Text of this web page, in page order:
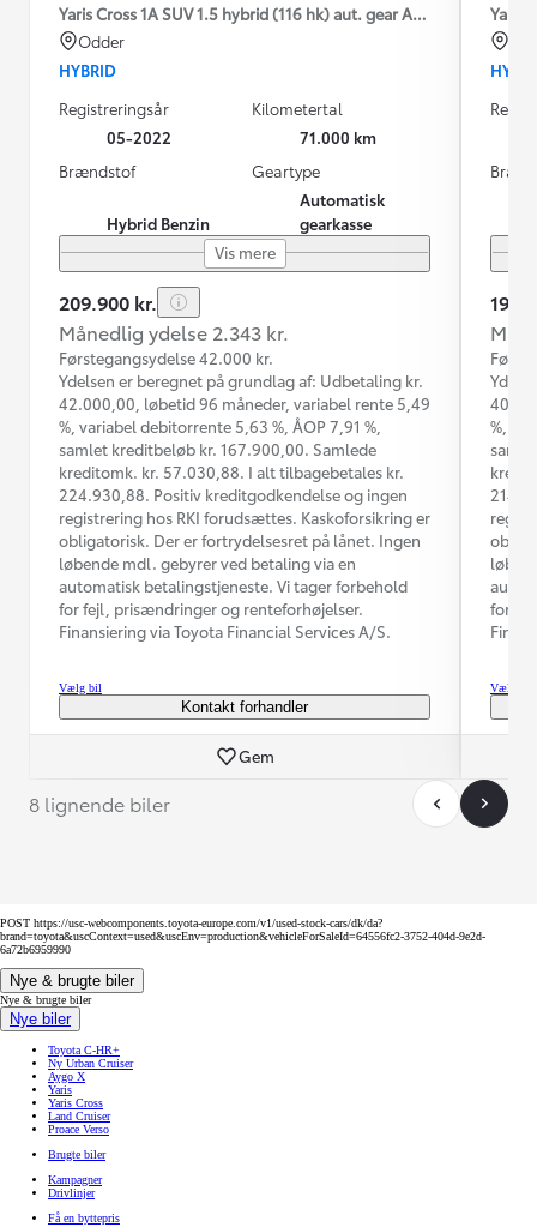
Yaris Cross 1A SUV 1.5 hybrid (116 hk) aut. gear Active -
Odder
HYBRID
Registreringsår
05-2022
Kilometertal
71.000 km
Brændstof
Hybrid Benzin
Geartype
Automatisk
gearkasse
Vis mere
209.900 kr.
Månedlig ydelse 2.343 kr.
Førstegangsydelse 42.000 kr.
Ydelsen er beregnet på grundlag af: Udbetaling kr.
42.000,00, løbetid 96 måneder, variabel rente 5,49
%, variabel debitorrente 5,63 %, ÅOP 7,91 %,
samlet kreditbeløb kr. 167.900,00. Samlede
kreditomk. kr. 57.030,88. I alt tilbagebetales kr.
224.930,88. Positiv kreditgodkendelse og ingen
registrering hos RKI forudsættes. Kaskoforsikring er
obligatorisk. Der er fortrydelsesret på lånet. Ingen
løbende mdl. gebyrer ved betaling via en
automatisk betalingstjeneste. Vi tager forbehold
for fejl, prisændringer og renteforhøjelser.
Finansiering via Toyota Financial Services A/S.
Vælg bil
Kontakt forhandler
Gem
Yaris
%,
for
Vælg bil
8 lignende biler
POST https://usc-webcomponents.toyota-europe.com/v1/used-stock-cars/dk/da?
brand=toyota&uscContext=used&uscEnv=production&vehicleForSaleId=64556fc2-3752-404d-9e2d-
6a72b6959990
Nye & brugte biler
Nye & brugte biler
Nye biler
Toyota C-HR+
Ny Urban Cruiser
Aygo X
Yaris
Yaris Cross
Land Cruiser
Proace Verso
Brugte biler
Kampagner
Drivlinjer
Få en byttepris